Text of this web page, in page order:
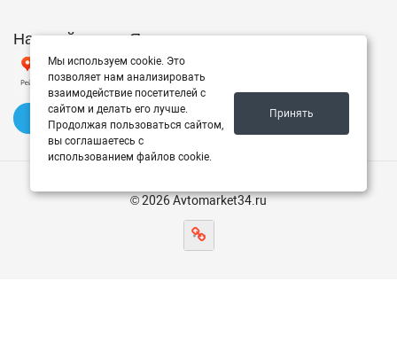
Наш рейтинг на Яндексе
✍️ Оставить отзыв
© 2026 Avtomarket34.ru
Мы используем cookie. Это
позволяет нам анализировать
взаимодействие посетителей с
сайтом и делать его лучше.
Продолжая пользоваться сайтом,
вы соглашаетесь с
использованием файлов cookie.
Принять